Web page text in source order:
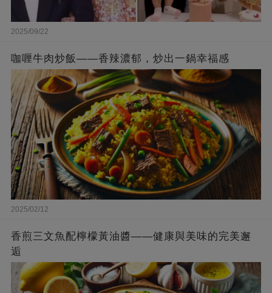
2025/09/22
咖喱牛肉炒飯——香辣濃郁，炒出一鍋幸福感
2025/02/12
香煎三文魚配檸檬黃油醬——健康與美味的完美邂
逅